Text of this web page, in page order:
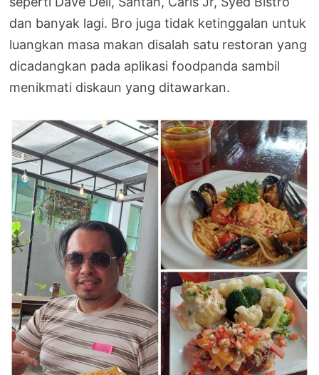
dan banyak lagi. Bro juga tidak ketinggalan untuk
luangkan masa makan disalah satu restoran yang
dicadangkan pada aplikasi foodpanda sambil
menikmati diskaun yang ditawarkan.